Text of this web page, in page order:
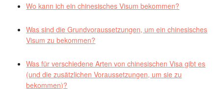
Wo kann ich ein chinesisches Visum bekommen?
Was sind die Grundvoraussetzungen, um ein chinesisches
Visum zu bekommen?
Was für verschiedene Arten von chinesischen Visa gibt es
(und die zusätzlichen Voraussetzungen, um sie zu
bekommen)?